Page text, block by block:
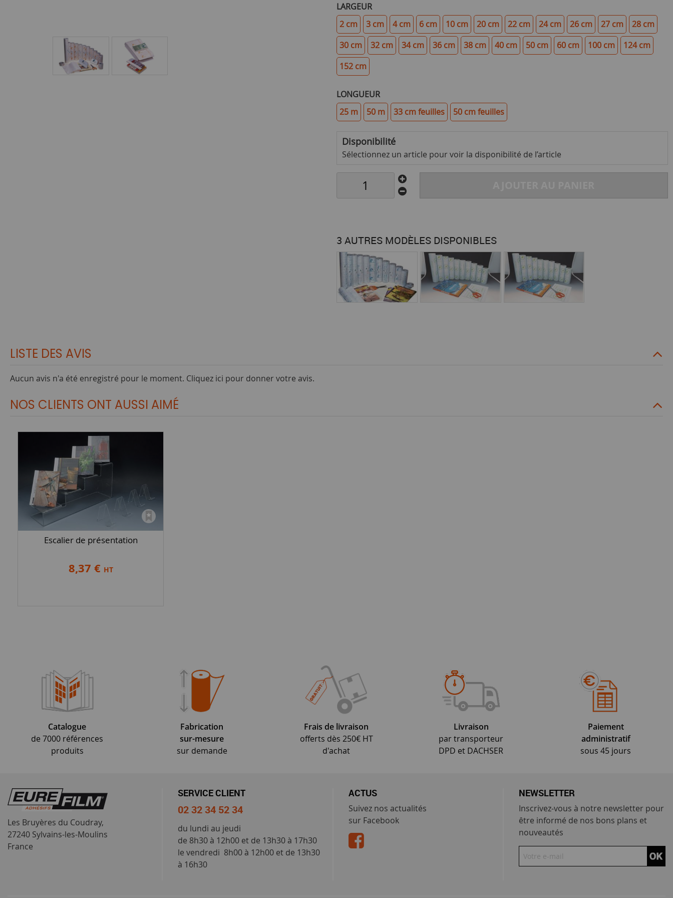
LARGEUR
2 cm
3 cm 4 cm 6 cm 10 cm 20 cm 22 cm 24 cm 26 cm 27 cm
28 cm
30 cm
32 cm 34 cm 36 cm 38 cm 40 cm 50 cm 60 cm 100 cm
124 cm
152 cm
LONGUEUR
25 m
50 m 33 cm feuilles 50 cm feuilles
Disponibilité
Sélectionnez un article pour voir la disponibilité de l’article
3 AUTRES MODÈLES DISPONIBLES
LISTE DES AVIS
Aucun avis n'a été enregistré pour le moment. Cliquez ici pour donner votre avis.
NOS CLIENTS ONT AUSSI AIMÉ
Escalier de présentation
8,37 € HT
Catalogue
de 7000 références
produits
Fabrication
sur-mesure
sur demande
Frais de livraison
offerts dès 250€ HT
d'achat
Livraison
par transporteur
DPD et DACHSER
Paiement
administratif
sous 45 jours
Les Bruyères du Coudray,
27240 Sylvains-les-Moulins
France
SERVICE CLIENT
02 32 34 52 34
du lundi au jeudi
de 8h30 à 12h00 et de 13h30 à 17h30
le vendredi 8h00 à 12h00 et de 13h30
à 16h30
ACTUS
Suivez nos actualités
sur Facebook
NEWSLETTER
Inscrivez-vous à notre newsletter pour
être informé de nos bons plans et
nouveautés